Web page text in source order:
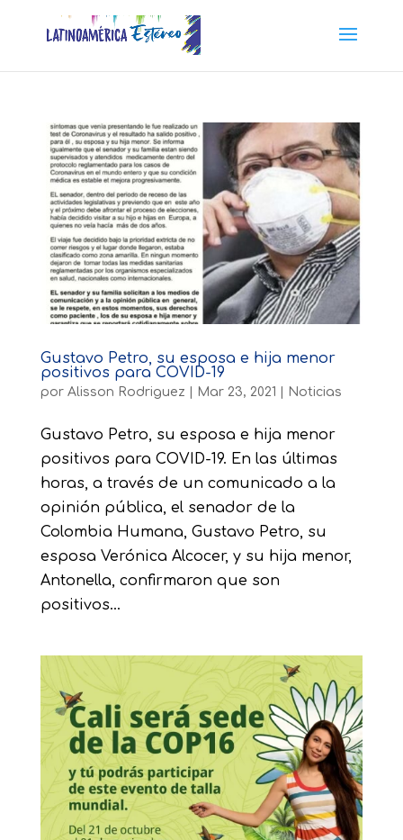
Gustavo Petro, su esposa e hija menor
positivos para COVID-19
por Alisson Rodriguez Mar 23, 2021 Noticias
Gustavo Petro, su esposa e hija menor
positivos para COVID-19. En las últimas
horas, a través de un comunicado a la
opinión pública, el senador de la
Colombia Humana, Gustavo Petro, su
esposa Verónica Alcocer, y su hija menor,
Antonella, confirmaron que son
positivos...